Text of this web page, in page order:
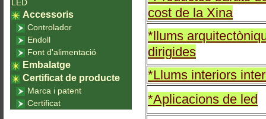
cost de la Xina
*llums
dirigides
*Llums interiors
*Aplicacions de led
LED
Accessoris
Controlador
Endoll
Font d'alimentació
Embalatge
Certificat de producte
Marca i patent
Certificat